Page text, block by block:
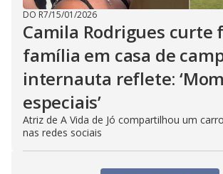
DO R7/15/01/2026
Camila Rodrigues curte
família em casa de
internauta reflete:
especiais’
Atriz de A Vida de Jó compartilhou um
nas redes sociais